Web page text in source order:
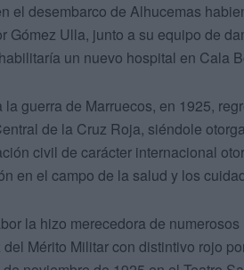
el desembarco de Alhucemas
Gómez Ulla, junto a su equipo de
un nuevo hospital en Cala
la guerra de Marruecos, en 1925,
de la Cruz Roja, siéndole
civil de carácter internacional
en el campo de la salud y los
la hizo merecedora de
del Mérito Militar con distintivo rojo